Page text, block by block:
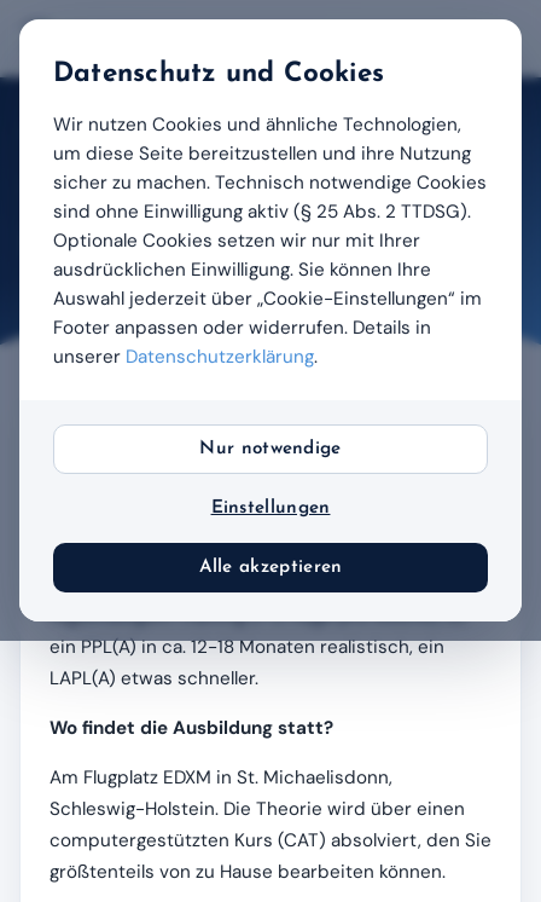
Start / Hilfe-Center / FAQ – Häufige Fragen
Allgemein
FAQ – Häufige Fragen
Zuletzt aktualisiert: 14.04.2026
Die Dauer hängt von Ihrer Verfügbarkeit ab. Bei
ein PPL(A) in ca. 12-18 Monaten realistisch, ein
LAPL(A) etwas schneller.
Wo findet die Ausbildung statt?
Am Flugplatz EDXM in St. Michaelisdonn,
Schleswig-Holstein. Die Theorie wird über einen
computergestützten Kurs (CAT) absolviert, den Sie
größtenteils von zu Hause bearbeiten können.
Datenschutz und Cookies
Wir nutzen Cookies und ähnliche Technologien,
um diese Seite bereitzustellen und ihre Nutzung
sicher zu machen. Technisch notwendige Cookies
sind ohne Einwilligung aktiv (§ 25 Abs. 2 TTDSG).
Optionale Cookies setzen wir nur mit Ihrer
ausdrücklichen Einwilligung. Sie können Ihre
Auswahl jederzeit über „Cookie-Einstellungen“ im
Footer anpassen oder widerrufen. Details in
unserer Datenschutzerklärung.
Nur notwendige
Einstellungen
Alle akzeptieren